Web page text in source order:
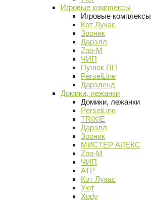
Игровые комплексы
Игровые комплексы
Кот Лукас
Зооник
Дарэлл
Zoo-M
ЧИП
Пушок ПП
PerseiLine
Дарэленд
Домики, лежанки
Домики, лежанки
PerseiLine
TRIXIE
Дарэлл
Зооник
МИСТЕР АЛЕКС
Zoo-M
ЧИП
АТР
Кот Лукас
Уют
Xody